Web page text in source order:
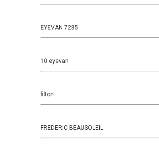
EYEVAN 7285
10 eyevan
filton
FREDERIC BEAUSOLEIL